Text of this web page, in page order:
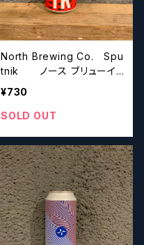
North Brewing Co. Spu
tnik ノース ブリューイ
ング スプートニク
¥730
SOLD OUT